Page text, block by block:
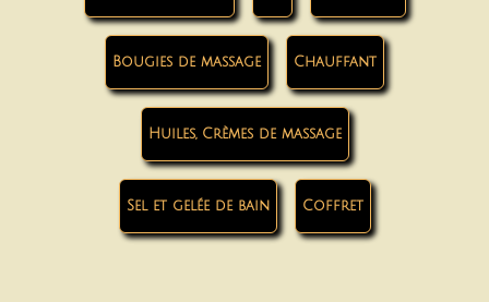
Bougies de massage Chauffant
Huiles, Crèmes de massage
Sel et gelée de bain Coffret